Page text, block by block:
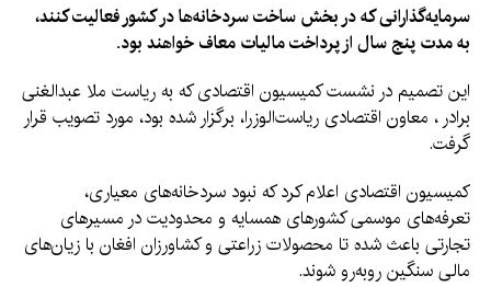
سرمایه‌گذارانی که در بخش ساخت سردخانه‌ها در کشور فعالیت کنند،
به مدت پنج سال از پرداخت مالیات معاف خواهند بود.
این تصمیم در نشست کمیسیون اقتصادی که به ریاست ملا عبدالغنی
برادر ، معاون اقتصادی ریاست‌الوزرا، برگزار شده بود، مورد تصویب قرار
گرفت.
کمیسیون اقتصادی اعلام کرد که نبود سردخانه‌های معیاری،
تعرفه‌های موسمی کشورهای همسایه و محدودیت در مسیرهای
تجارتی باعث شده تا محصولات زراعتی و کشاورزان افغان با زیان‌های
مالی سنگین روبه‌رو شوند.